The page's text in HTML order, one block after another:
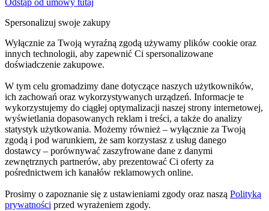
Odstąp od umowy tutaj
Spersonalizuj swoje zakupy
Wyłącznie za Twoją wyraźną zgodą używamy plików cookie oraz
innych technologii, aby zapewnić Ci spersonalizowane
doświadczenie zakupowe.
W tym celu gromadzimy dane dotyczące naszych użytkowników,
ich zachowań oraz wykorzystywanych urządzeń. Informacje te
wykorzystujemy do ciągłej optymalizacji naszej strony internetowej,
wyświetlania dopasowanych reklam i treści, a także do analizy
statystyk użytkowania. Możemy również – wyłącznie za Twoją
zgodą i pod warunkiem, że sam korzystasz z usług danego
dostawcy – porównywać zaszyfrowane dane z danymi
zewnętrznych partnerów, aby prezentować Ci oferty za
pośrednictwem ich kanałów reklamowych online.
Prosimy o zapoznanie się z ustawieniami zgody oraz naszą Polityką
prywatności przed wyrażeniem zgody.